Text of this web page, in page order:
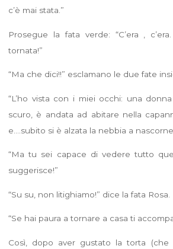
c’è mai stata.”
Prosegue la fata verde: “C’era ,
tornata!”
“Ma che dici!!” esclamano le due fate
“L’ho vista con i miei occhi: una
scuro, è andata ad abitare nella
e….subito si è alzata la nebbia a
“Ma tu sei capace di vedere tutto
suggerisce!”
“Su su, non litighiamo!” dice la fata Rosa.
“Se hai paura a tornare a casa ti
Così, dopo aver gustato la torta